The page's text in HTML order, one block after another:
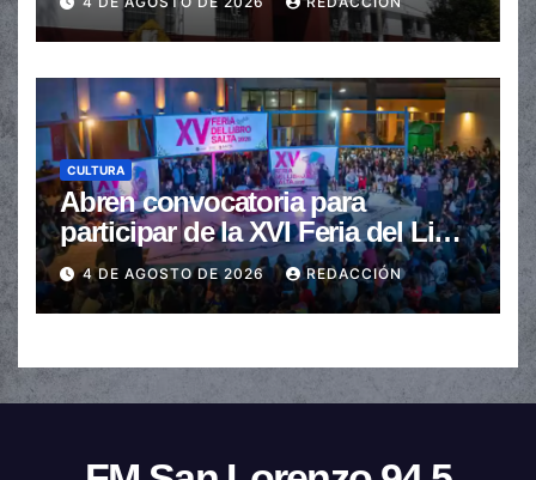
CULTURA
Abren convocatoria para
participar de la XVI Feria del Libro
de Salta
4 DE AGOSTO DE 2026 REDACCIÓN